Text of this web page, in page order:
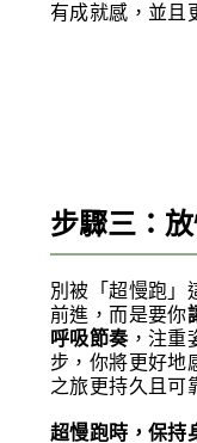
有成就感，並且
步驟三：
別被「超慢跑」
前進，而是要你
呼吸節奏，注重
步，你將更好地
之旅更持久且可
超慢跑時，保持